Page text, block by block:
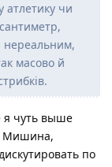
атлетику чи
нереальним,
масово й
я чуть выше
Мишина,
по